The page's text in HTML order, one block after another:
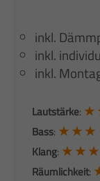
inkl.
inkl.
inkl.
Lautstärke: ★
Bass: ★ ★ ★
Klang: ★ ★ ★
Räumlichkeit: